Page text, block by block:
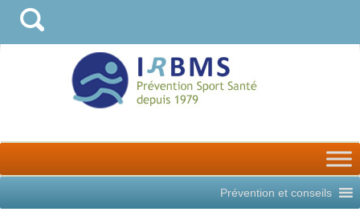
Prévention et conseils